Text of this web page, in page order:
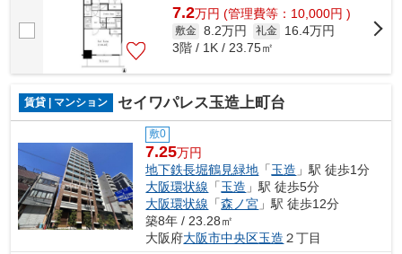
7.2万円 (管理費等：10,000円 )
敷金 8.2万円 礼金
16.4万円
3階 / 1K / 23.75㎡
賃貸 | マンション セイワパレス玉造上町台
敷0
7.25万円
地下鉄長堀鶴見緑地 「玉造 」駅 徒歩1分
大阪環状線 「玉造 」駅 徒歩5分
大阪環状線 「森ノ宮 」駅 徒歩12分
築8年 / 23.28㎡
大阪府大阪市中央区玉造 ２丁目